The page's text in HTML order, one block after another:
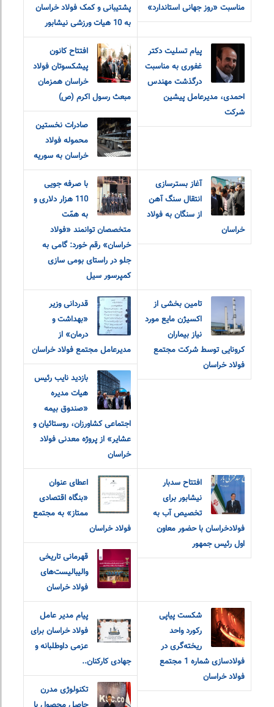
مناسبت «روز جهانی استاندارد»
پشتیبانی و کمک فولاد خراسان
به 10 هیات ورزشی نیشابور
پیام تسلیت دکتر
غفوری به مناسبت
درگذشت مهندس
احمدی، مدیرعامل پیشین
شرکت
افتتاح کانون
پیشکسوتان فولاد
خراسان همزمان
مبعث رسول اکرم (ص)
صادرات نخستین
محموله فولاد
خراسان به سوریه
آغاز بسترسازی
انتقال سنگ آهن
از سنگان به فولاد
خراسان
با صرفه جویی
110 هزار دلاری و
به همّت
متخصصان توانمند «فولاد
خراسان» رقم خورد: گامی به
جلو در راستای بومی سازی
کمپرسور سیل
تامین بخشی از
اکسیژن مایع مورد
نیاز بیماران
کرونایی توسط شرکت مجتمع
فولاد خراسان
قدردانی وزیر
«بهداشت و
درمان» از
مدیرعامل مجتمع فولاد خراسان
بازدید نایب رئیس
هیات مدیره
«صندوق بیمه
اجتماعی کشاورزان، روستائیان و
عشایر» از پروژه معدنی فولاد
خراسان
افتتاح سدبار
نیشابور برای
تخصیص آب به
فولادخراسان با حضور معاون
اول رئیس جمهور
اعطای عنوان
«بنگاه اقتصادی
ممتاز» به مجتمع
فولاد خراسان
قهرمانی تاریخی
والیبالیست‌های
فولاد خراسان
شکست پیاپی
رکورد واحد
ریخته‌گری در
فولادسازی شماره 1 مجتمع
فولاد خراسان
پیام مدیر عامل
فولاد خراسان برای
عزمی داوطلبانه و
جهادی کارکنان..
تکنولوژی مدرن